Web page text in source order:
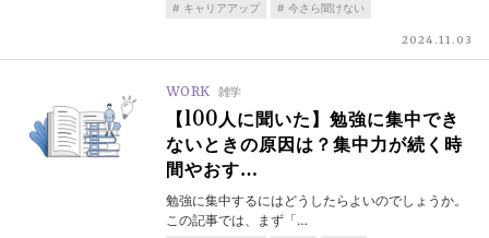
キャリアアップ 今さら聞けない
2024.11.03
WORK 雑学
【100人に聞いた】勉強に集中でき
ないときの原因は？集中力が続く時
間やおす…
勉強に集中するにはどうしたらよいのでしょうか。
この記事では、まず「…